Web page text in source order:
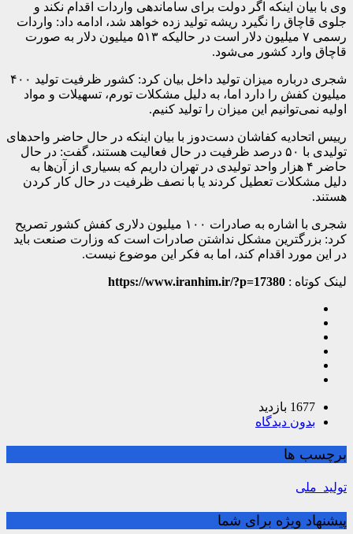
وی با بیان اینکه اگر دولت برای ساماندهی واردات اقدام نکند و
جلوی قاچاق را نگیرد ریشه تولید زده خواهد شد، ادامه داد: واردات
رسمی ۷ میلیون دلار است در حالیکه ۵۱۳ میلیون دلار به صورت
قاچاق وارد کشور می‌شود.
شجری درباره میزان تولید داخل بیان کرد: کشور ظرفیت تولید ۴۰۰
میلیون کفش را دارد اما، به دلیل مشکلات تورم، تسهیلات و مواد
اولیه نمی‌توانیم این میزان را تولید کنیم.
رییس اتحادیه کفاشان دست‌دوز با بیان اینکه در حال حاضر واحد‌های
تولیدی با ۵۰ درصد ظرفیت در حال فعالیت هستند، گفت: در حال
حاضر ۴ هزار واحد تولیدی در تهران داریم که بسیاری از آن‌ها به
دلیل مشکلات تعطیل کردند یا با نصف ظرفیت در حال کار کردن
هستند.
شجری با اشاره به صادرات ۱۰۰ میلیون دلاری کفش کشور تصریح
کرد: بزرگترین مشکل نداشتن صادرات است که وزارت صنعت باید
در این مورد اقدام کند، اما به فکر این موضوع نیست.
لینک کوتاه : https://www.iranhim.ir/?p=17380
1677 بازدید
بدون دیدگاه
برچسب ها
تولید_ملی
پیشنهاد ویژه برای شما